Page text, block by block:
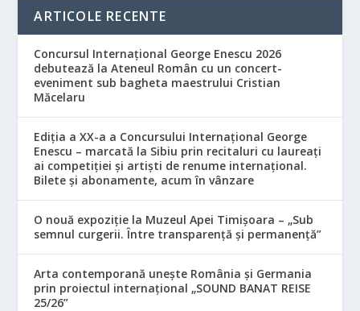
ARTICOLE RECENTE
Concursul Internațional George Enescu 2026
debutează la Ateneul Român cu un concert-
eveniment sub bagheta maestrului Cristian
Măcelaru
Ediția a XX-a a Concursului Internațional George
Enescu – marcată la Sibiu prin recitaluri cu laureați
ai competiției și artiști de renume internațional.
Bilete și abonamente, acum în vânzare
O nouă expoziție la Muzeul Apei Timișoara – „Sub
semnul curgerii. Între transparență și permanență”
Arta contemporană unește România și Germania
prin proiectul internațional „SOUND BANAT REISE
25/26”